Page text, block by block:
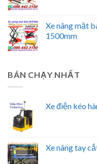
Xe nâng mặt
1500mm
BÁN CHẠY NHẤT
Xe điện kéo
Xe nâng tay